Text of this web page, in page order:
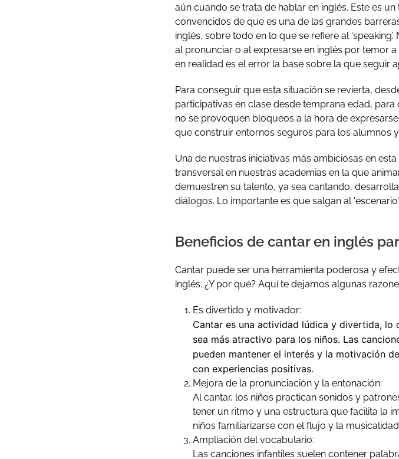
aún cuando se trata de hablar en inglés. Este es
convencidos de que es una de las grandes
inglés, sobre todo en lo que se refiere al
al pronunciar o al expresarse en inglés por temor
en realidad es el error la base sobre la que seguir
Para conseguir que esta situación se revierta,
participativas en clase desde temprana edad,
no se provoquen bloqueos a la hora de
que construir entornos seguros para los alumnos
Una de nuestras iniciativas más ambiciosas en
transversal en nuestras academias en la que
demuestren su talento, ya sea cantando,
diálogos. Lo importante es que salgan al
Beneficios de cantar en inglés
Cantar puede ser una herramienta poderosa y
inglés. ¿Y por qué? Aquí te dejamos algunas
Es divertido y motivador:
Cantar es una actividad lúdica y divertida, lo
sea más atractivo para los niños. Las
pueden mantener el interés y la motivación
con experiencias positivas.
Mejora de la pronunciación y la entonación:
Al cantar, los niños practican sonidos y
tener un ritmo y una estructura que facilita la
niños familiarizarse con el flujo y la
Ampliación del vocabulario:
Las canciones infantiles suelen contener